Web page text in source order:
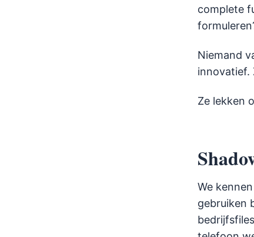
complete
Niemand
innovatief.
Ze lekken
We
gebruiken